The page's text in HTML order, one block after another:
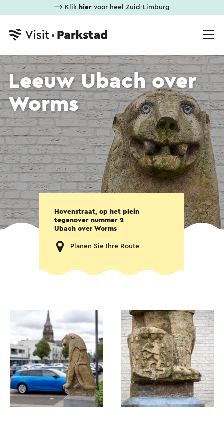
⟶ Klik hiervoor heel Zuid-Limburg
Leeuw Ubach over
Worms
Hovenstraat, op het plein
tegenover nummer 2
Ubach over Worms
Planen Sie Ihre Route